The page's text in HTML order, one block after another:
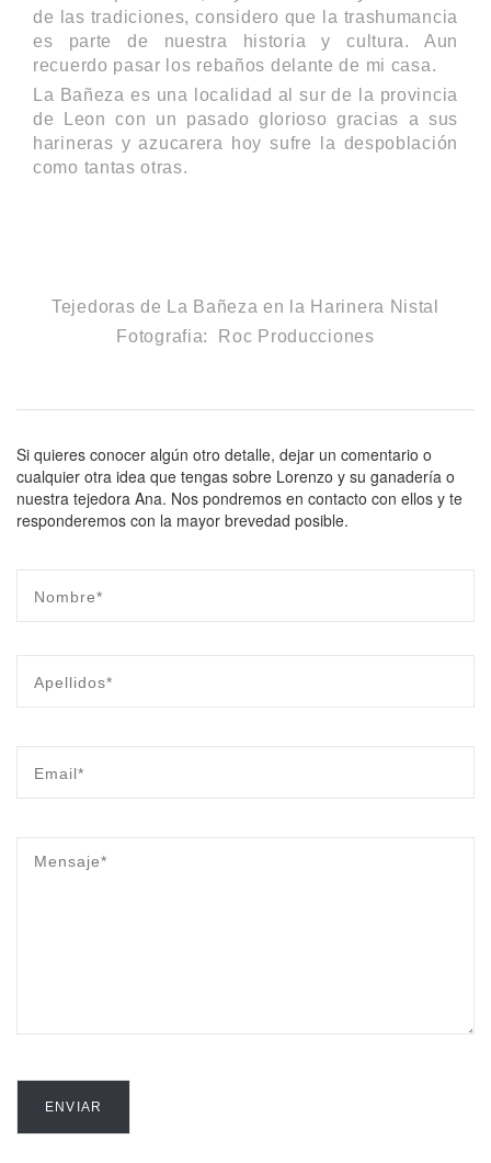
de las tradiciones, considero que la trashumancia
es parte de nuestra historia y cultura. Aun
recuerdo pasar los rebaños delante de mi casa.
La Bañeza es una localidad al sur de la provincia
de Leon con un pasado glorioso gracias a sus
harineras y azucarera hoy sufre la despoblación
como tantas otras.
Tejedoras de La Bañeza en la Harinera Nistal
Fotografia: Roc Producciones
Si quieres conocer algún otro detalle, dejar un comentario o
cualquier otra idea que tengas sobre Lorenzo y su ganadería o
nuestra tejedora Ana. Nos pondremos en contacto con ellos y te
responderemos con la mayor brevedad posible.